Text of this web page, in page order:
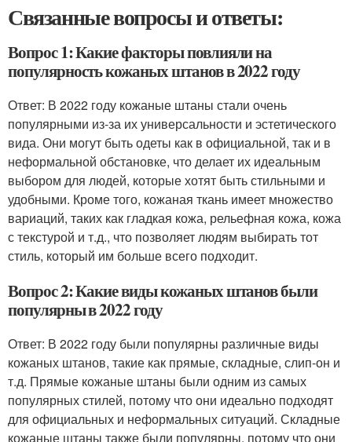
Связанные вопросы и ответы:
Вопрос 1: Какие факторы повлияли на
популярность кожаных штанов в 2022 году
Ответ: В 2022 году кожаные штаны стали очень
популярными из-за их универсальности и эстетического
вида. Они могут быть одеты как в официальной, так и в
неформальной обстановке, что делает их идеальным
выбором для людей, которые хотят быть стильными и
удобными. Кроме того, кожаная ткань имеет множество
вариаций, таких как гладкая кожа, рельефная кожа, кожа
с текстурой и т.д., что позволяет людям выбирать тот
стиль, который им больше всего подходит.
Вопрос 2: Какие виды кожаных штанов были
популярны в 2022 году
Ответ: В 2022 году были популярны различные виды
кожаных штанов, такие как прямые, складные, слип-он и
т.д. Прямые кожаные штаны были одним из самых
популярных стилей, потому что они идеально подходят
для официальных и неформальных ситуаций. Складные
кожаные штаны также были популярны, потому что они